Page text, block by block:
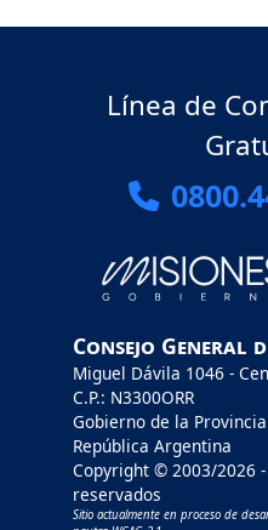
Consejo General
Miguel Dávila 1046 -
C.P.: N3300ORR
Gobierno de la
República Argentina
Copyright © 2003/2026
reservados
Línea de
Sitio actualmente en proceso de